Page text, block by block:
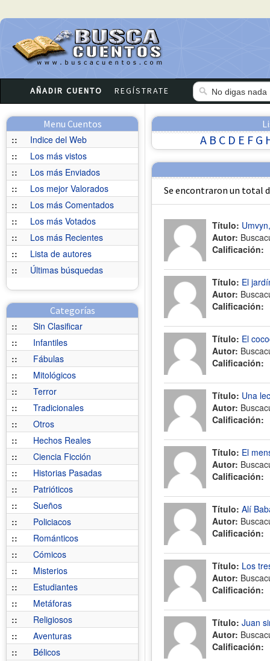
AÑADIR CUENTO REGÍSTRATE
Menu Cuentos
::
Indice del Web
::
Los más vistos
::
Los más Enviados
::
Los mejor Valorados
::
Los más Comentados
::
Los más Votados
::
Los más Recientes
::
Lista de autores
::
Últimas búsquedas
Categorías
::
Sin Clasificar
::
Infantiles
::
Fábulas
::
Mitológicos
::
Terror
::
Tradicionales
::
Otros
::
Hechos Reales
::
Ciencia Ficción
::
Historias Pasadas
::
Patrióticos
::
Sueños
::
Policiacos
::
Románticos
::
Cómicos
::
Misterios
::
Estudiantes
::
Metáforas
::
Religiosos
::
Aventuras
::
Bélicos
A B C D E F G
Se encontraron un total
Título:
Autor:
Calificación:
Título: El
Autor:
Calificación:
Título: El
Autor:
Calificación:
Título: Una
Autor:
Calificación:
Título: El
Autor:
Calificación:
Título: Alí
Autor:
Calificación:
Título: Los
Autor:
Calificación:
Título: Juan
Autor:
Calificación: